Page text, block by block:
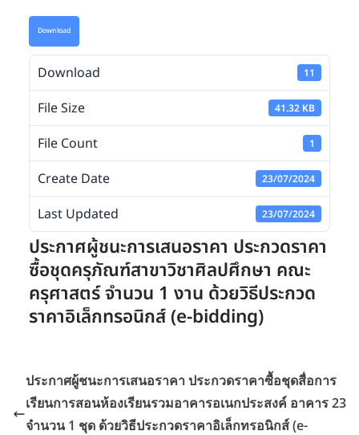
Download
Download 11
File Size 41.32 KB
File Count 1
Create Date 23/07/2024
Last Updated 23/07/2024
ประกาศผู้ชนะการเสนอราคา ประกวดราคา
ซื้อชุดครุภัณฑ์สาขาวิชาศิลปศึกษา คณะ
ครุศาสตร์ จำนวน 1 งาน ด้วยวิธีประกวด
ราคาอิเล็กทรอนิกส์ (e-bidding)
ประกาศผู้ชนะการเสนอราคา ประกวดราคาซื้อชุดสื่อการ
เรียนการสอนห้องเรียนรวมอาคารอเนกประสงค์ อาคาร 23
จำนวน 1 ชุด ด้วยวิธีประกวดราคาอิเล็กทรอนิกส์ (e-